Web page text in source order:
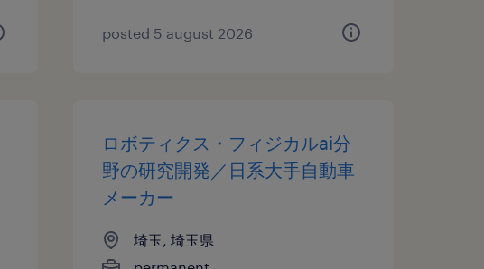
posted 5 august 2026
ロボティクス・フィジカルai分
野の研究開発／日系大手自動車
メーカー
埼玉, 埼玉県